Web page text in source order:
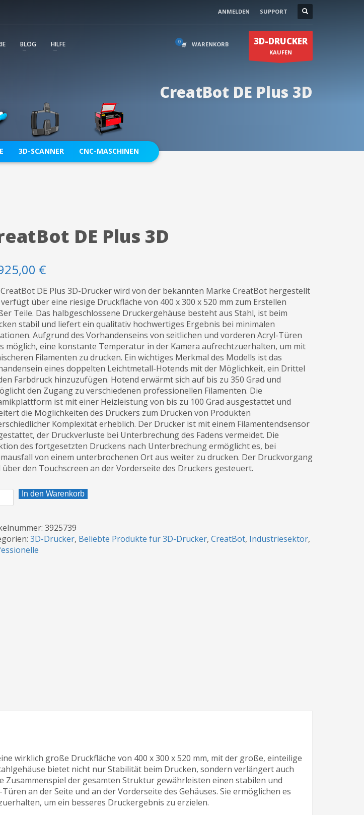
Tickets unterstützt. Die
den Überblick über alle von Ihnen
0174 59500 85
info@3duss.de
ANMELDEN SUPPORT
BLOG HILFE WARENKORB 3D-DRUCKER
KAUFEN
CreatBot DE Plus 3D
3D-SCANNER CNC-MASCHINEN
DE Plus 3D
€
DE Plus 3D-Drucker wird von der bekannten Marke CreatBot hergestellt
über eine riesige Druckfläche von 400 x 300 x 520 mm zum Erstellen
Teile. Das halbgeschlossene Druckergehäuse besteht aus Stahl, ist beim
stabil und liefert ein qualitativ hochwertiges Ergebnis bei minimalen
Aufgrund des Vorhandenseins von seitlichen und vorderen Acryl-Türen
möglich, eine konstante Temperatur in der Kamera aufrechtzuerhalten, um mit
Filamenten zu drucken. Ein wichtiges Merkmal des Modells ist das
eines doppelten Leichtmetall-Hotends mit der Möglichkeit, ein Drittel
Farbdruck hinzuzufügen. Hotend erwärmt sich auf bis zu 350 Grad und
den Zugang zu verschiedenen professionellen Filamenten. Die
ist mit einer Heizleistung von bis zu 100 Grad ausgestattet und
die Möglichkeiten des Druckers zum Drucken von Produkten
Komplexität erheblich. Der Drucker ist mit einem Filamentendsensor
der Druckverluste bei Unterbrechung des Fadens vermeidet. Die
des fortgesetzten Druckens nach Unterbrechung ermöglicht es, bei
von einem unterbrochenen Ort aus weiter zu drucken. Der Druckvorgang
über den Touchscreen an der Vorderseite des Druckers gesteuert.
In den Warenkorb
3925739
3D-Drucker, Beliebte Produkte für 3D-Drucker, CreatBot, Industriesektor,
wirklich große Druckfläche von 400 x 300 x 520 mm, mit der große, einteilige
bietet nicht nur Stabilität beim Drucken, sondern verlängert auch
der gesamten Struktur gewährleisten einen stabilen und
an der Seite und an der Vorderseite des Gehäuses. Sie ermöglichen es
um ein besseres Druckergebnis zu erzielen.